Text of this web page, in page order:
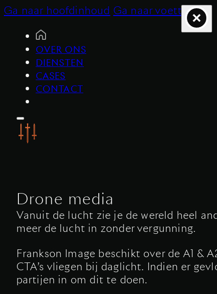
Ga naar hoofdinhoud Ga naar voettekst
OVER ONS
DIENSTEN
CASES
CONTACT
Drone media
Vanuit de lucht zie je de wereld heel
meer de lucht in zonder vergunning.
Frankson Image beschikt over de A1
CTA’s vliegen bij daglicht. Indien er
partijen in om dit te doen.